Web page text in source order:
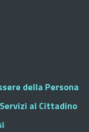
della Persona
al Cittadino